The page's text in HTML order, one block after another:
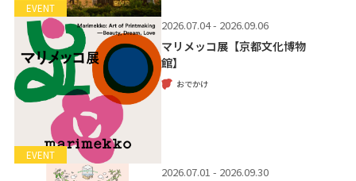
EVENT
EVENT
2026.07.04 - 2026.09.06
マリメッコ展【京都文化博物
館】
おでかけ
2026.07.01 - 2026.09.30